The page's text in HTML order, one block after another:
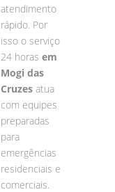
atendimento
rápido. Por
isso o serviço
24 horas em
Mogi das
Cruzes atua
com equipes
preparadas
para
emergências
residenciais e
comerciais.